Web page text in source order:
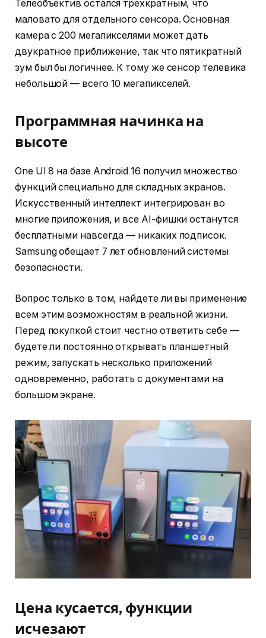
Телеобъектив остался трехкратным, что
маловато для отдельного сенсора. Основная
камера с 200 мегапикселями может дать
двукратное приближение, так что пятикратный
зум был бы логичнее. К тому же сенсор телевика
небольшой — всего 10 мегапикселей.
Программная начинка на
высоте
One UI 8 на базе Android 16 получил множество
функций специально для складных экранов.
Искусственный интеллект интегрирован во
многие приложения, и все AI-фишки останутся
бесплатными навсегда — никаких подписок.
Samsung обещает 7 лет обновлений системы
безопасности.
Вопрос только в том, найдете ли вы применение
всем этим возможностям в реальной жизни.
Перед покупкой стоит честно ответить себе —
будете ли постоянно открывать планшетный
режим, запускать несколько приложений
одновременно, работать с документами на
большом экране.
Цена кусается, функции
исчезают